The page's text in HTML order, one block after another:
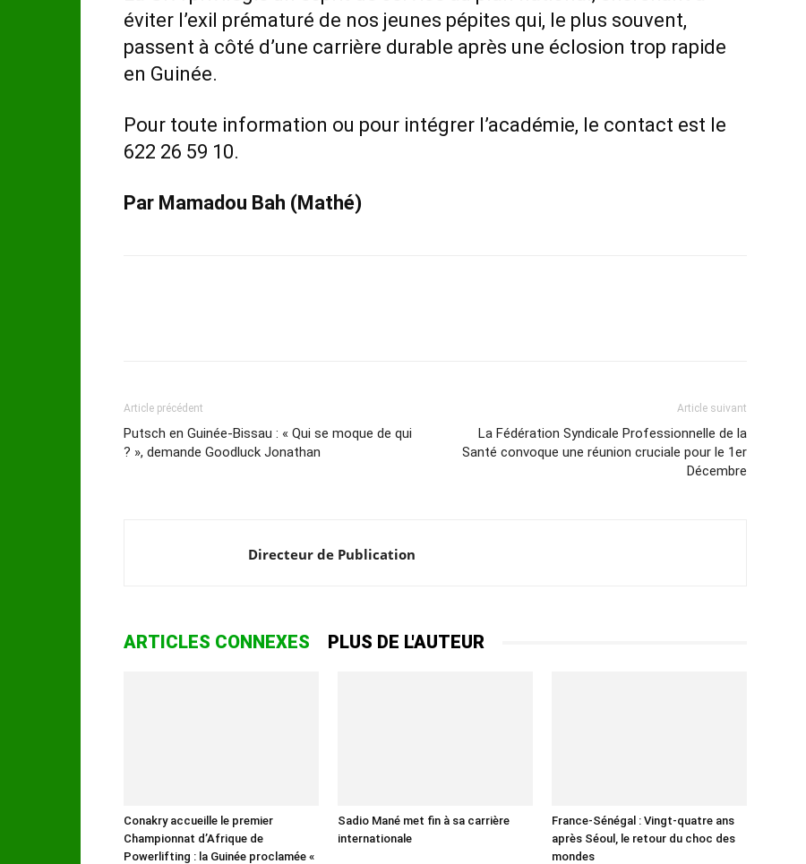
éviter l’exil prématuré de nos jeunes pépites qui, le plus souvent,
passent à côté d’une carrière durable après une éclosion trop rapide
en Guinée.
Pour toute information ou pour intégrer l’académie, le contact est le
622 26 59 10.
Par Mamadou Bah (Mathé)
Article précédent
Putsch en Guinée-Bissau : « Qui se moque de qui
? », demande Goodluck Jonathan
Article suivant
La Fédération Syndicale Professionnelle de la
Santé convoque une réunion cruciale pour le 1er
Décembre
Directeur de Publication
ARTICLES CONNEXES PLUS DE L'AUTEUR
Conakry accueille le premier
Championnat d’Afrique de
Powerlifting : la Guinée proclamée «
Sadio Mané met fin à sa carrière
internationale
France-Sénégal : Vingt-quatre ans
après Séoul, le retour du choc des
mondes